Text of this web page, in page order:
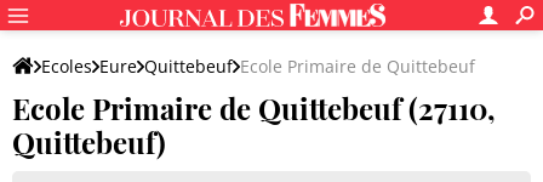
Ecoles Eure Quittebeuf Ecole Primaire de Quittebeuf
Ecole Primaire de Quittebeuf (27110,
Quittebeuf)